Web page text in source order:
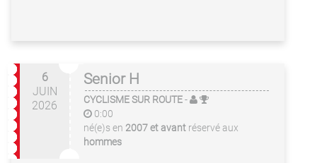
6
JUIN
2026
Senior H
CYCLISME SUR ROUTE-
0:00
né(e)s en 2007 et avant réservé aux
hommes